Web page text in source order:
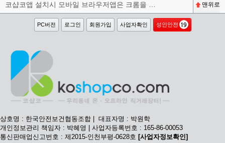
맨위로
PC버전 로그인 회원가입 사업자확인 성인안전
상호명 : 한국안전보건협동조합 | 대표자명 : 박원학
개인정보관리 책임자 : 박혜영 | 사업자등록번호 : 165-86-00053
통신판매업신고번호 : 제2015-인천부평-0628호 [사업자정보확인]